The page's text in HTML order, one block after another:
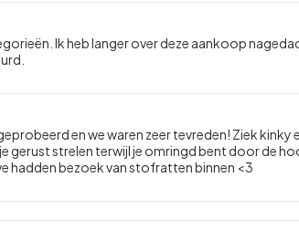
Ik heb langer over deze aankoop
en we waren zeer tevreden! Ziek
gerust strelen terwijl je omringd bent door de
hadden bezoek van stofratten binnen <3